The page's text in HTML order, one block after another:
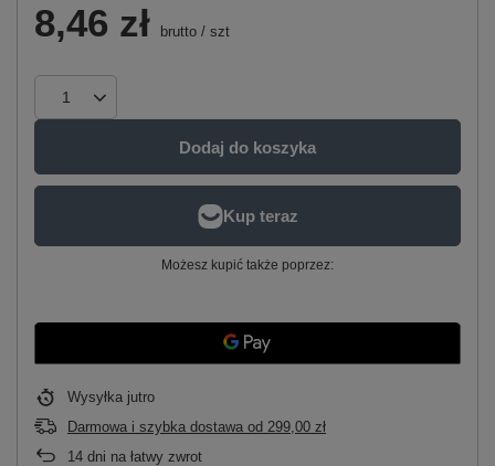
8,46 zł brutto / szt
Dodaj do koszyka
Możesz kupić także poprzez:
Wysyłka jutro
Darmowa i szybka dostawa od 299,00 zł
14 dni na łatwy zwrot